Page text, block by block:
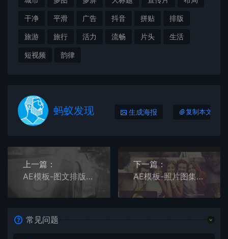
干净 平滑 广告 抖音 拼贴 排版
旅游 旅行 活力 流畅 片头 生活
短视频 韵律
蚂蚁发现 生成海报 复制本文链接
上一篇：
AE模板-图文排版活力开场的宣传片头
下一篇：
AE模板-照片图集充满温柔情感的记忆相册动画展示
常见问题